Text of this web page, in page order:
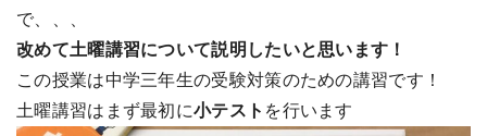
で、、、
改めて土曜講習について説明したいと思います！
この授業は中学三年生の受験対策のための講習です！
土曜講習はまず最初に小テスト を行います